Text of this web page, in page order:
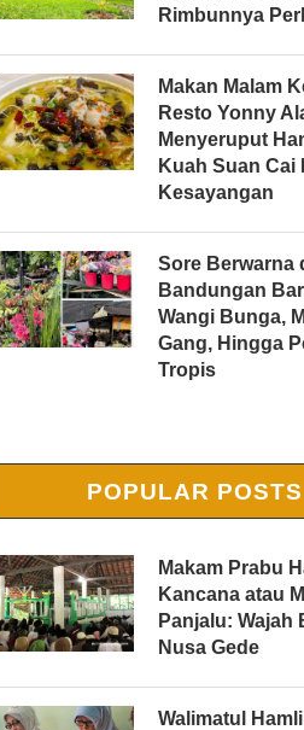
Rimbunnya
Makan Malam
Resto Yonny
Menyeruput
Kuah Suan Cai
Kesayangan
Sore Berwarna
Bandungan
Wangi Bunga,
Gang, Hingga
Tropis
POPULAR POSTS
Makam Prabu
Kancana atau
Panjalu: Wajah
Nusa Gede
Walimatul